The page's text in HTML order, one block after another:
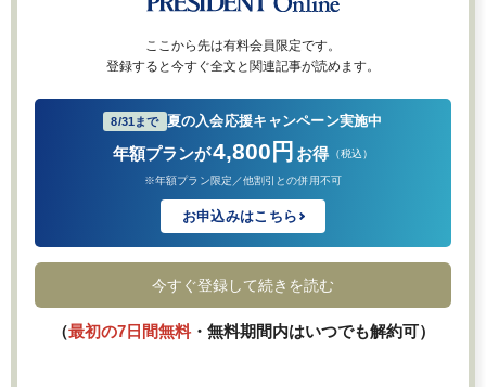
ここから先は有料会員限定です。
登録すると今すぐ全文と関連記事が読めます。
8/31まで 夏の入会応援キャンペーン実施中
年額プランが4,800円 お得 （税込）
※年額プラン限定／他割引との併用不可
お申込みはこちら
今すぐ登録して続きを読む
（最初の7日間無料・無料期間内はいつでも解約可）